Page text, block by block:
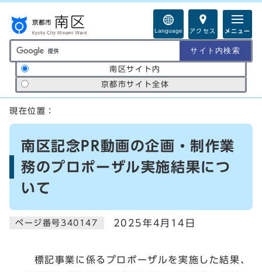
Language アクセス メニュー
サイト内検索の範囲
南区サイト内
京都市サイト全体
ここから本文です
現在位置：
南区記念PR動画の企画・制作業
務のプロポーザル実施結果につ
いて
ページ番号340147 2025年4月14日
標記事業に係るプロポーザルを実施した結果、